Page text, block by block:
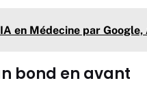
en Médecine par
bond en avant